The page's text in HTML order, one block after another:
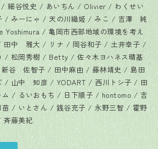
細谷悦史 / あいちん / Olivier / わくせい
/ みーにゃ / 天の川織姫 / みこ / 吉澤 純
/ 亀岡市西部地域の環境を考え
中 雅大 / リナ / 岡谷和子 / 土井幸子 /
/ 松岡秀樹 / Betty / 佐々木ヨハネス晴基
谷 佐智子 / 田中麻由 / 藤林靖史 / 島田
/ 山中 知彦 / YODART / 西川トシ子 / 田
ム / るいおもち / 日下順子 / hontomo / 吉
/ いとさん / 銭谷充子 / 永野三智 / 霍野
藤美紀